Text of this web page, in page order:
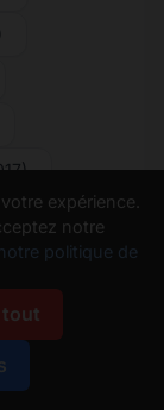
expérience.
notre
politique de
tout